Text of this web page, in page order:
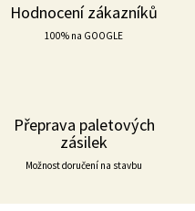
Hodnocení zákazníků
100% na GOOGLE
Přeprava paletových
zásilek
Možnost doručení na stavbu